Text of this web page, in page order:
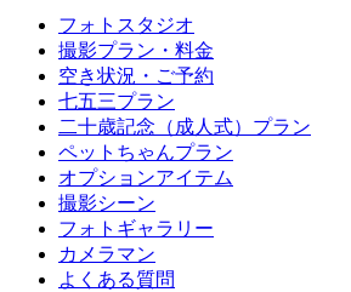
フォトスタジオ
撮影プラン・料金
空き状況・ご予約
七五三プラン
二十歳記念（成人式）プラン
ペットちゃんプラン
オプションアイテム
撮影シーン
フォトギャラリー
カメラマン
よくある質問